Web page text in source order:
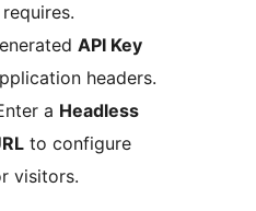
API Key
headers.
a Headless
to configure
visitors.